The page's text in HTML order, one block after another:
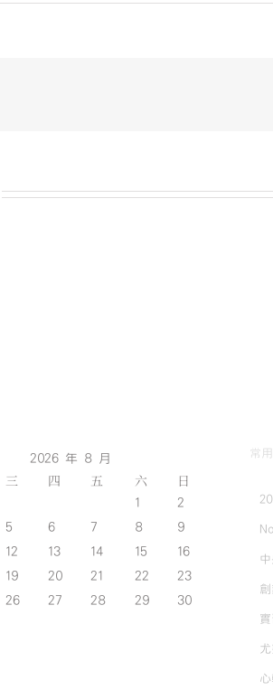
2026 年 8 月
三 四 五 六 日
1
2
5 6 7 8
9
12 13 14 15
16
19 20 21 22
23
26 27 28 29
30
常
實